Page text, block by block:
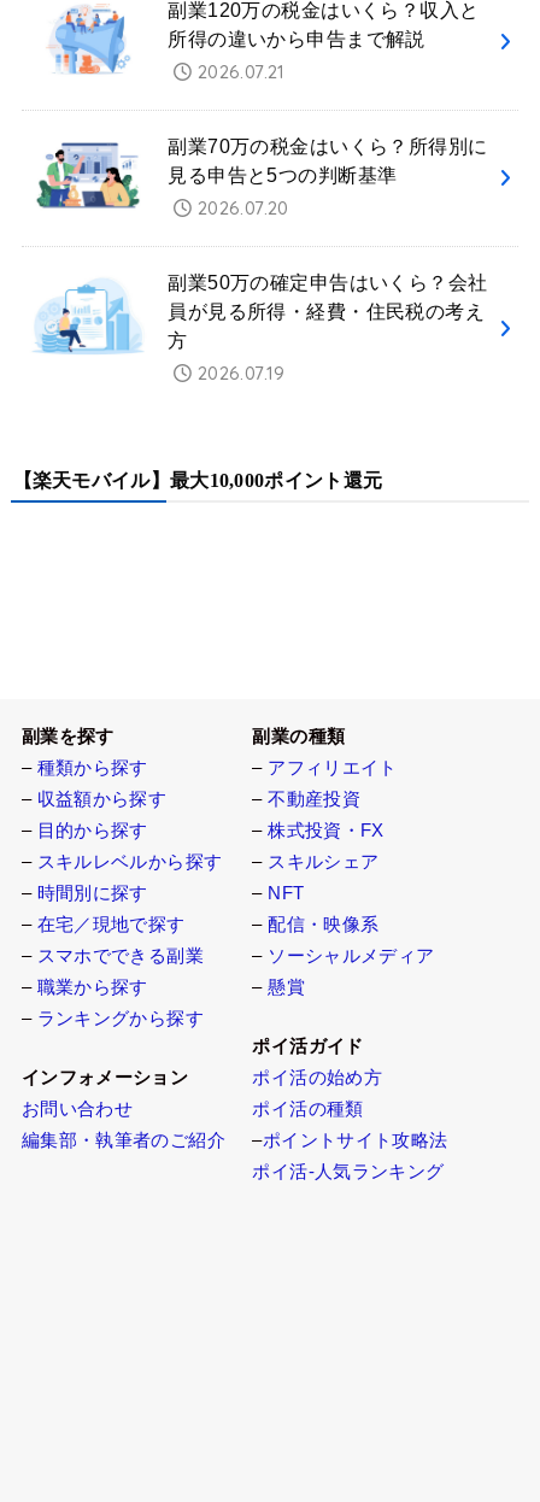
副業120万の税金はいくら？収入と
所得の違いから申告まで解説
2026.07.21
副業70万の税金はいくら？所得別に
見る申告と5つの判断基準
2026.07.20
副業50万の確定申告はいくら？会社
員が見る所得・経費・住民税の考え
方
2026.07.19
【楽天モバイル】最大10,000ポイント還元
副業を探す
– 種類から探す
– 収益額から探す
– 目的から探す
– スキルレベルから探す
– 時間別に探す
– 在宅／現地で探す
– スマホでできる副業
– 職業から探す
– ランキングから探す
インフォメーション
お問い合わせ
編集部・執筆者のご紹介
副業の種類
– アフィリエイト
–不動産投資
–株式投資・FX
– スキルシェア
– NFT
– 配信・映像系
– ソーシャルメディア
–懸賞
ポイ活ガイド
ポイ活の始め方
ポイ活の種類
–ポイントサイト攻略法
ポイ活-人気ランキング